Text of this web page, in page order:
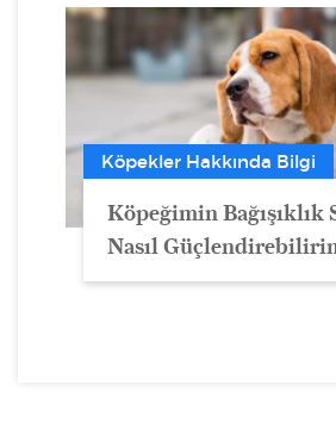
Köpekler Hakkında Bilgi
Köpeğimin Bağışıklık
Nasıl